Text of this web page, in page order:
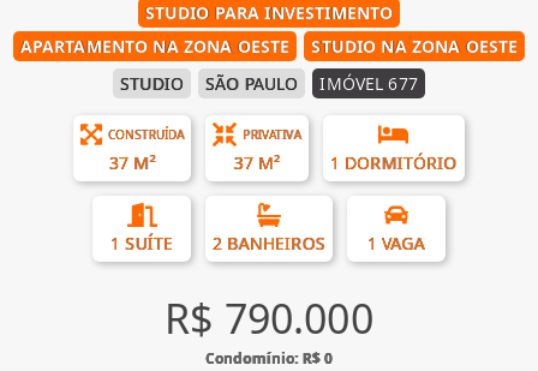
STUDIO PARA INVESTIMENTO
APARTAMENTO NA ZONA OESTE
STUDIO NA ZONA OESTE
STUDIO
SÃO PAULO IMÓVEL 677
CONSTRUÍDA
37 M²
PRIVATIVA
37 M² 1 DORMITÓRIO
1 SUÍTE 2 BANHEIROS 1 VAGA
R$ 790.000
Condomínio: R$ 0